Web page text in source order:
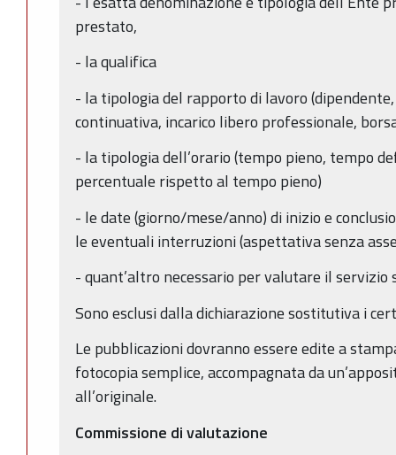
prestato,
- la qualifica
- la tipologia del rapporto di lavoro
continuativa, incarico libero professionale,
- la tipologia dell’orario (tempo pieno, tempo
percentuale rispetto al tempo pieno)
- le date (giorno/mese/anno) di inizio e
le eventuali interruzioni (aspettativa senza
- quant’altro necessario per valutare il servizio
Sono esclusi dalla dichiarazione sostitutiva i
Le pubblicazioni dovranno essere edite a
fotocopia semplice, accompagnata da
all’originale.
Commissione di valutazione